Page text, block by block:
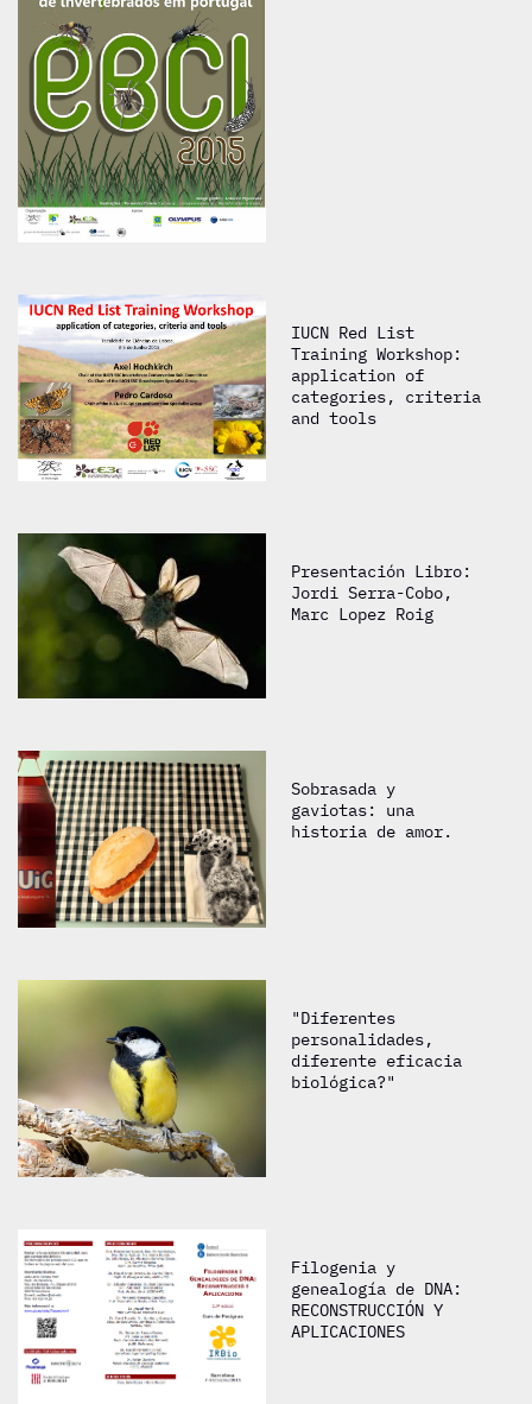
IUCN Red List
Training Workshop:
application of
categories, criteria
and tools
Presentación Libro:
Jordi Serra-Cobo,
Marc Lopez Roig
Sobrasada y
gaviotas: una
historia de amor.
"Diferentes
personalidades,
diferente eficacia
biológica?"
Filogenia y
genealogía de DNA:
RECONSTRUCCIÓN Y
APLICACIONES